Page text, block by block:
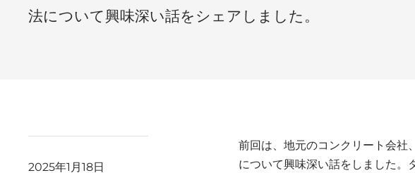
法について興味深い話をシェアしました。
2025年1月18日
前回は、地元のコンクリート会社
について興味深い話をしました。